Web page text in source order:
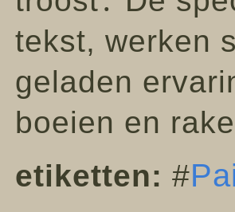
tekst, werken
geladen
boeien en
etiketten: #